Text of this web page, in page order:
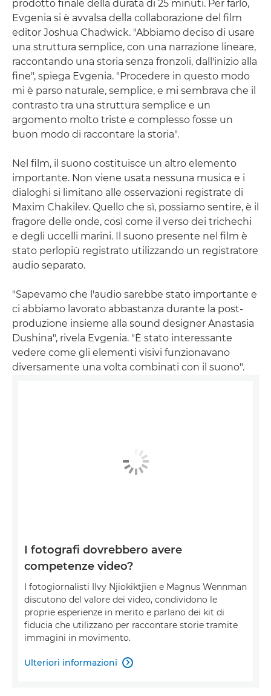
prodotto finale della durata di 25 minuti. Per farlo,
Evgenia si è avvalsa della collaborazione del film
editor Joshua Chadwick. "Abbiamo deciso di usare
una struttura semplice, con una narrazione lineare,
raccontando una storia senza fronzoli, dall'inizio alla
fine", spiega Evgenia. "Procedere in questo modo
mi è parso naturale, semplice, e mi sembrava che il
contrasto tra una struttura semplice e un
argomento molto triste e complesso fosse un
buon modo di raccontare la storia".
Nel film, il suono costituisce un altro elemento
importante. Non viene usata nessuna musica e i
dialoghi si limitano alle osservazioni registrate di
Maxim Chakilev. Quello che sì, possiamo sentire, è il
fragore delle onde, così come il verso dei trichechi
e degli uccelli marini. Il suono presente nel film è
stato perlopiù registrato utilizzando un registratore
audio separato.
"Sapevamo che l'audio sarebbe stato importante e
ci abbiamo lavorato abbastanza durante la post-
produzione insieme alla sound designer Anastasia
Dushina", rivela Evgenia. "È stato interessante
vedere come gli elementi visivi funzionavano
diversamente una volta combinati con il suono".
I fotografi dovrebbero avere
competenze video?
I fotogiornalisti Ilvy Njiokiktjien e Magnus Wennman
discutono del valore dei video, condividono le
proprie esperienze in merito e parlano dei kit di
fiducia che utilizzano per raccontare storie tramite
immagini in movimento.
Ulteriori informazioni 